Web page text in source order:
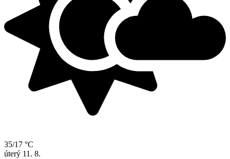
35/17 °C
úterý 11. 8.